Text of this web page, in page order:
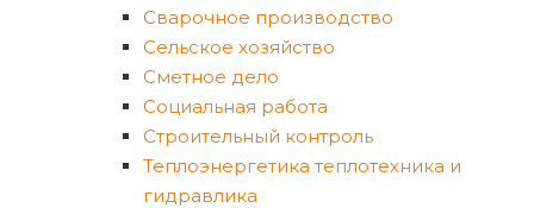
Сварочное производство
Сельское хозяйство
Сметное дело
Социальная работа
Строительный контроль
Теплоэнергетика теплотехника и
гидравлика